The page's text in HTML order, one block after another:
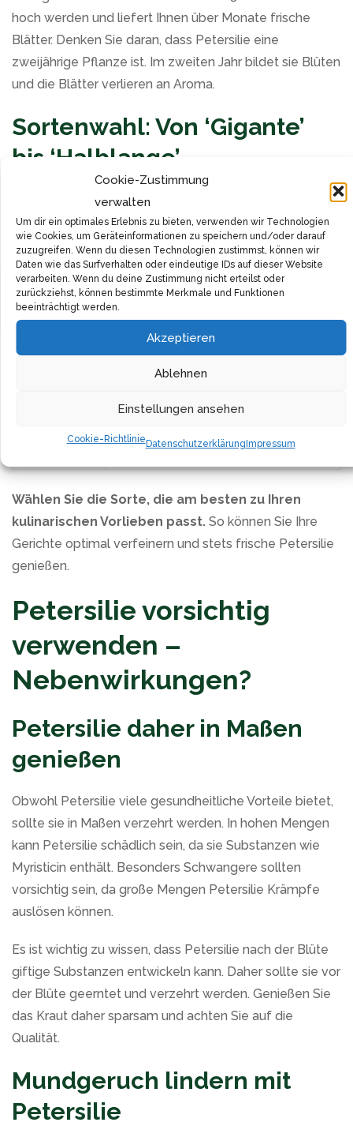
Cookie-Zustimmung
verwalten
Um dir ein optimales Erlebnis zu bieten, verwenden wir Technologien
wie Cookies, um Geräteinformationen zu speichern und/oder darauf
zuzugreifen. Wenn du diesen Technologien zustimmst, können wir
Daten wie das Surfverhalten oder eindeutige IDs auf dieser Website
verarbeiten. Wenn du deine Zustimmung nicht erteilst oder
zurückziehst, können bestimmte Merkmale und Funktionen
beeinträchtigt werden.
Akzeptieren
Ablehnen
Einstellungen ansehen
Cookie-RichtlinieDatenschutzerklärung Impressum
Filter
hoch werden und liefert Ihnen über Monate frische
Blätter. Denken Sie daran, dass Petersilie eine
zweijährige Pflanze ist. Im zweiten Jahr bildet sie Blüten
und die Blätter verlieren an Aroma.
Sortenwahl: Von ‘Gigante’
bis ‘Halblange’
Bei der Wahl der Petersiliensorte haben Sie
verschiedene Optionen. Die Sorte ‘Gigante’ ist bekannt
für ihre besonders großen und aromatischen Blätter. Sie
eignet sich hervorragend für den frischen Verzehr und
zum Einfrieren. Die ‘Halblange’ ist eine weitere beliebte
Sorte, die für ihren kräftigen Wuchs und das intensive
Merkmale
Große Blätter, intensives Aroma
Kräftiger Wuchs, aromatisch
Wählen Sie die Sorte, die am besten zu Ihren
kulinarischen Vorlieben passt. So können Sie Ihre
Gerichte optimal verfeinern und stets frische Petersilie
genießen.
Petersilie vorsichtig
verwenden –
Nebenwirkungen?
Petersilie daher in Maßen
genießen
Obwohl Petersilie viele gesundheitliche Vorteile bietet,
sollte sie in Maßen verzehrt werden. In hohen Mengen
kann Petersilie schädlich sein, da sie Substanzen wie
Myristicin enthält. Besonders Schwangere sollten
vorsichtig sein, da große Mengen Petersilie Krämpfe
auslösen können.
Es ist wichtig zu wissen, dass Petersilie nach der Blüte
giftige Substanzen entwickeln kann. Daher sollte sie vor
der Blüte geerntet und verzehrt werden. Genießen Sie
das Kraut daher sparsam und achten Sie auf die
Qualität.
Mundgeruch lindern mit
Petersilie